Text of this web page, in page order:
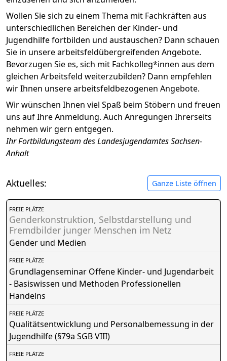
Wollen Sie sich zu einem Thema mit Fachkräften aus
unterschiedlichen Bereichen der Kinder- und
Jugendhilfe fortbilden und austauschen? Dann schauen
Sie in unsere arbeitsfeldübergreifenden Angebote.
Bevorzugen Sie es, sich mit Fachkolleg*innen aus dem
gleichen Arbeitsfeld weiterzubilden? Dann empfehlen
wir Ihnen unsere arbeitsfeldbezogenen Angebote.
Wir wünschen Ihnen viel Spaß beim Stöbern und freuen
uns auf Ihre Anmeldung. Auch Anregungen Ihrerseits
nehmen wir gern entgegen.
Ihr Fortbildungsteam des Landesjugendamtes Sachsen-
Anhalt
Aktuelles: Ganze Liste öffnen
FREIE PLÄTZE
Genderkonstruktion, Selbstdarstellung und
Fremdbilder junger Menschen im Netz
Gender und Medien
FREIE PLÄTZE
Grundlagenseminar Offene Kinder- und Jugendarbeit
- Basiswissen und Methoden Professionellen
Handelns
FREIE PLÄTZE
Qualitätsentwicklung und Personalbemessung in der
Jugendhilfe (§79a SGB VIII)
FREIE PLÄTZE